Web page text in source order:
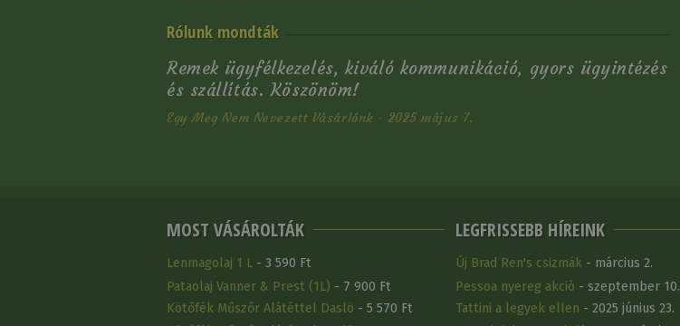
Díjlovagló Eskadron
36 900 Ft
Rólunk mondták
Remek ügyfélkezelés, kiváló kommunikáció, gyors ügyintézés
és szállítás. Köszönöm!
Egy Meg Nem Nevezett Vásárlónk - 2025 május 7.
MOST VÁSÁROLTÁK
Lenmagolaj 1 L - 3 590 Ft
Pataolaj Vanner & Prest (1L) - 7 900 Ft
Kötőfék Műszőr Alátéttel Daslö - 5 570 Ft
LEGFRISSEBB HÍREINK
Új Brad Ren's csizmák- március 2.
Pessoa nyereg akció - szeptember 10.
Tattini a legyek ellen - 2025 június 23.